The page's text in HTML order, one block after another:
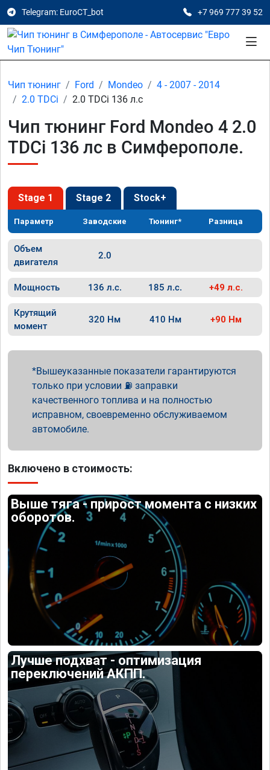
Telegram: EuroCT_bot +7 969 777 39 52
Чип тюнинг Ford Mondeo
4 - 2007 - 2014
2.0 TDCi
2.0 TDCi 136 л.с
Чип тюнинг Ford Mondeo 4 2.0
TDCi 136 лс в Симферополе.
Stage 1 Stage 2 Stock+
Параметр Заводские Тюнинг* Разница
Объем
двигателя
2.0
Мощность 136 л.с. 185 л.с. +49 л.с.
Крутящий
момент
320 Нм 410 Нм +90 Нм
Вышеуказанные показатели гарантируются
только при условии ⛽ заправки
качественного топлива и на полностью
исправном, своевременно обслуживаемом
автомобиле.
Включено в стоимость:
Выше тяга - прирост момента с низких
оборотов.
Лучше подхват - оптимизация
переключений АКПП.